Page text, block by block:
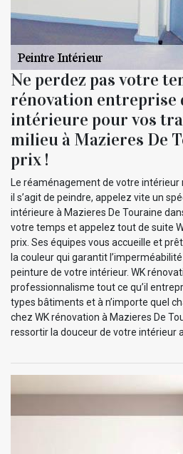
Ne perdez pas votre
rénovation entreprise
intérieure pour vos
milieu à Mazieres De
prix !
Le réaménagement de votre
il s’agit de peindre, appelez vite un
intérieure à Mazieres De Touraine
votre temps et appelez tout de suite
prix. Ses équipes vous accueille et
la couleur qui garantit
peinture de votre intérieur. WK
professionnalisme tout ce qu’il
types bâtiments et à n’importe quel
chez WK rénovation à Mazieres De
ressortir la douceur de votre intérieur